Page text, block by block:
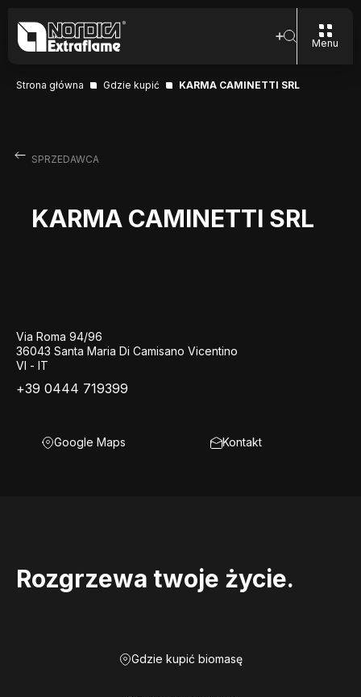
Menu
Strona główna Gdzie kupić KARMA CAMINETTI SRL
SPRZEDAWCA
KARMA CAMINETTI SRL
Via Roma 94/96
36043 Santa Maria Di Camisano Vicentino
VI - IT
+39 0444 719399
Google Maps Kontakt
Rozgrzewa twoje życie.
Gdzie kupić biomasę